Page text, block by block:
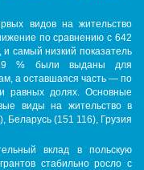
видов на жительство
по сравнению с 642
самый низкий показатель
% были выданы для
а оставшаяся часть — по
равных долях. Основные
виды на жительство в
Беларусь (151 116), Грузия
вклад в польскую
стабильно росло с